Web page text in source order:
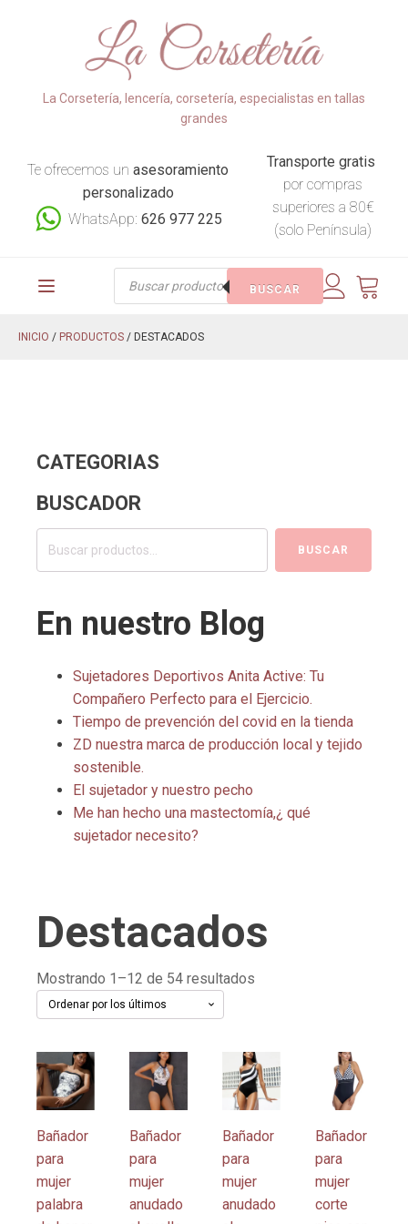
La Corsetería, lencería, corsetería, especialistas en tallas
grandes
Te ofrecemos unasesoramiento
personalizado
WhatsApp:626 977 225
Transporte gratis
por compras
superiores a 80€
(solo Península)
Búsqueda
BUSCAR
INICIO / PRODUCTOS / DESTACADOS
CATEGORIAS
BUSCADOR
Buscar
BUSCAR
En nuestro Blog
Sujetadores Deportivos Anita Active: Tu
Compañero Perfecto para el Ejercicio.
Tiempo de prevención del covid en la tienda
ZD nuestra marca de producción local y tejido
sostenible.
El sujetador y nuestro pecho
Me han hecho una mastectomía,¿ qué
sujetador necesito?
Destacados
Mostrando 1–12 de 54 resultados
Bañador
para
mujer
palabra
Este
producto
tiene
múltiples
variantes.
Las
opciones
Bañador
para
mujer
anudado
Este
producto
tiene
múltiples
variantes.
Las
opciones
Bañador
para
mujer
anudado
Este
producto
tiene
múltiples
variantes.
Las
opciones
Bañador
para
mujer
corte
Este
producto
tiene
múltiples
variantes.
Las
opciones